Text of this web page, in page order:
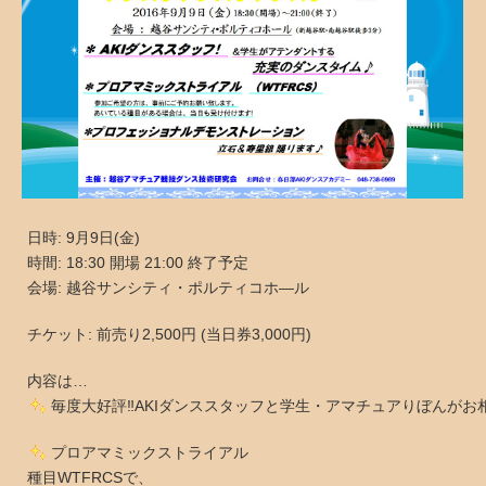
日時: 9月9日(金)
時間: 18:30 開場 21:00 終了予定
会場: 越谷サンシティ・ポルティコホ―ル
チケット: 前売り2,500円 (当日券3,000円)
内容は…
毎度大好評‼AKIダンススタッフと学生・アマチュアりぼんがお
プロアマミックストライアル
種目WTFRCSで、